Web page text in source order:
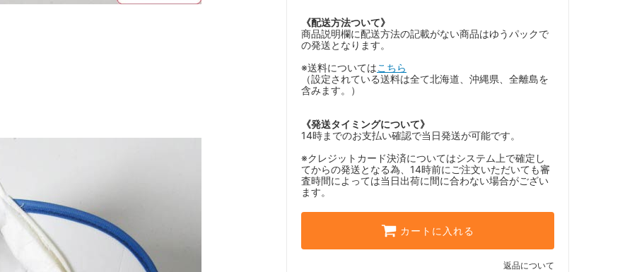
《配送方法ついて》
商品説明欄に配送方法の記載がない商品はゆうパックで
の発送となります。
※送料についてはこちら
（設定されている送料は全て北海道、沖縄県、全離島を
含みます。）
《発送タイミングについて》
14時までのお支払い確認で当日発送が可能です。
※クレジットカード決済についてはシステム上で確定し
てからの発送となる為、14時前にご注文いただいても審
査時間によっては当日出荷に間に合わない場合がござい
ます。
カートに入れる
返品について